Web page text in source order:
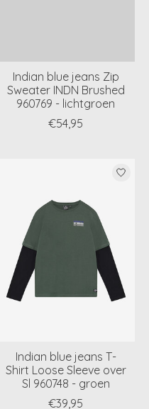
Indian blue jeans Zip
Sweater INDN Brushed
960769 - lichtgroen
€54,95
Indian blue jeans T-
Shirt Loose Sleeve over
Sl 960748 - groen
€39,95